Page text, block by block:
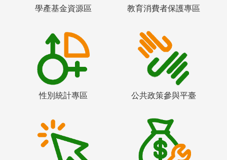
學產基金資源區 教育消費者保護專區
性別統計專區 公共政策參與平臺